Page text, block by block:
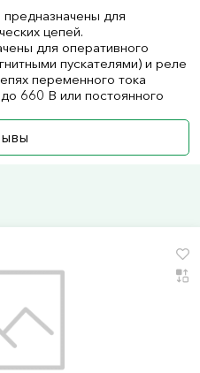
для
цепей.
для оперативного
пускателями) и реле
переменного тока
660 В или постоянного